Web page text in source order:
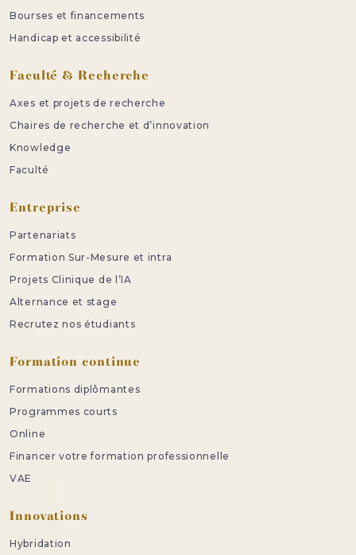
Bourses et financements
Handicap et accessibilité
Faculté & Recherche
Axes et projets de recherche
Chaires de recherche et d’innovation
Knowledge
Faculté
Entreprise
Partenariats
Formation Sur-Mesure et intra
Projets Clinique de l’IA
Alternance et stage
Recrutez nos étudiants
Formation continue
Formations diplômantes
Programmes courts
Online
Financer votre formation professionnelle
VAE
Innovations
Hybridation